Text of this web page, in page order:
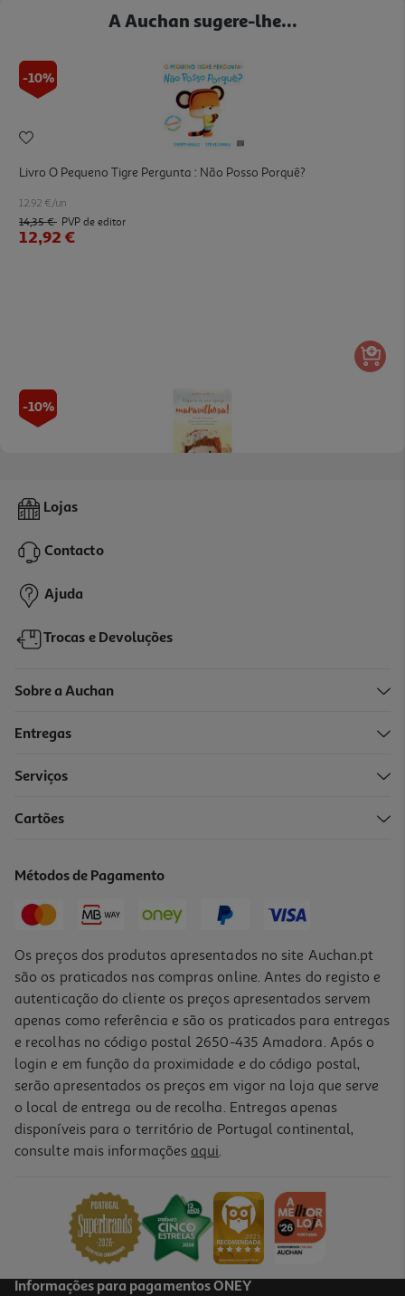
A Auchan sugere-lhe...
-10%
Livro O Pequeno Tigre Pergunta : Não Posso Porquê?
12.92 €/un
14,35 € PVP de editor
12,92 €
-10%
Porque Tu És Uma Rapariga Maravilhosa!
11,90 € PVP de editor
10,71 €
-10%
Livro A Tartaruga Que Não Desistiu De Rachel Bright Jim Field
PVP de editor
12,51 €
Lojas
Contacto
Ajuda
Trocas e Devoluções
Sobre a Auchan
Entregas
Serviços
Cartões
Métodos de Pagamento
Os preços dos produtos apresentados no site Auchan.pt
são os praticados nas compras online. Antes do registo e
autenticação do cliente os preços apresentados servem
apenas como referência e são os praticados para entregas
e recolhas no código postal 2650-435 Amadora. Após o
login e em função da proximidade e do código postal,
serão apresentados os preços em vigor na loja que serve
o local de entrega ou de recolha. Entregas apenas
disponíveis para o território de Portugal continental,
consulte mais informações aqui.
Informações para pagamentos ONEY